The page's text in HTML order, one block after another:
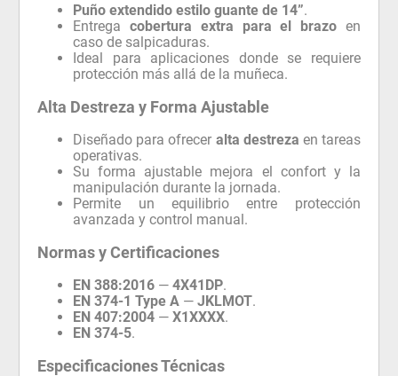
Puño extendido estilo guante de 14”.
Entregacobertura extra para el brazoen
caso de salpicaduras.
Ideal para aplicaciones donde se requiere
protección más allá de la muñeca.
Alta Destreza y Forma Ajustable
Diseñado para ofrecer alta destreza en tareas
operativas.
Su forma ajustable mejora el confort y la
manipulación durante la jornada.
Permite un equilibrio entre protección
avanzada y control manual.
Normas y Certificaciones
EN 388:2016 —4X41DP.
EN 374-1 Type A —JKLMOT.
EN 407:2004 —X1XXXX.
EN 374-5.
Especificaciones Técnicas